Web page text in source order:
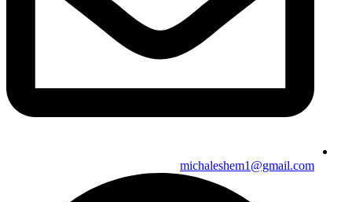
michaleshem1@gmail.com